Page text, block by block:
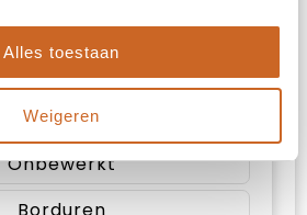
Alles toestaan
Weigeren
Onbewerkt